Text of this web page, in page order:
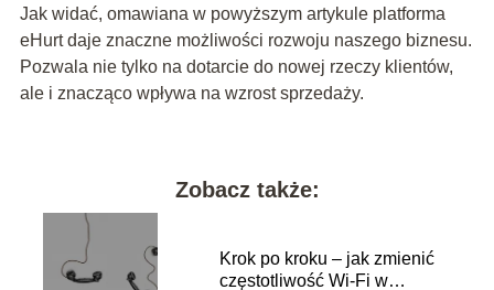
Jak widać, omawiana w powyższym artykule platforma
eHurt daje znaczne możliwości rozwoju naszego biznesu.
Pozwala nie tylko na dotarcie do nowej rzeczy klientów,
ale i znacząco wpływa na wzrost sprzedaży.
Zobacz także:
Krok po kroku – jak zmienić
częstotliwość Wi-Fi w